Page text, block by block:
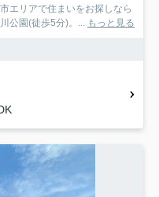
エリアで住まいをお探しなら
公園(徒歩5分)。... もっと見る